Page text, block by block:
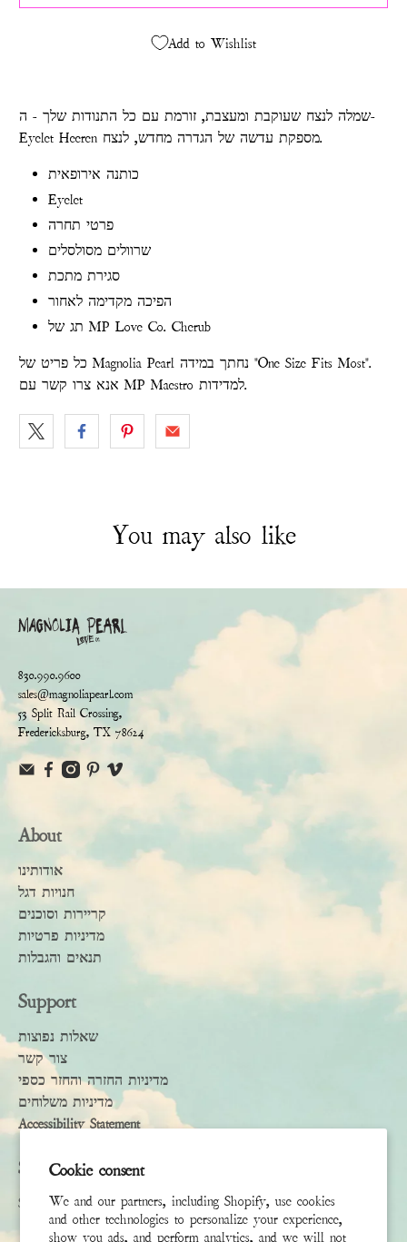
Cookie consent
We and our partners, including Shopify, use cookies
and other technologies to personalize your experience,
show you ads, and perform analytics, and we will not
Add to Wishlist
שמלה לנצח שעוקבת ומעצבת, זורמת עם כל התנודות שלך - ה-
Eyelet Heeren מספקת עדשה של הגדרה מחדש, לנצח.
Eyelet
פרטי תחרה
שרוולים מסולסלים
סגירת מתכת
הפיכה מקדימה לאחור
תג של MP Love Co. Cherub
כל פריט של Magnolia Pearl נחתך במידה "One Size Fits Most".
אנא צרו קשר עםMP Maestro למדידות.
You may also like
830.990.9600
sales@magnoliapearl.com
53 Split Rail Crossing,
Fredericksburg, TX 78624
About
אודותינו
חנויות דגל
קריירות וסוכנים
מדיניות פרטיות
תנאים והגבלות
Support
שאלות נפוצות
צור קשר
מדיניות החזרה והחזר כספי
מדיניות משלוחים
Accessibility Statement
Subscribe
Sign up to receive the latest news & connect with your stylist